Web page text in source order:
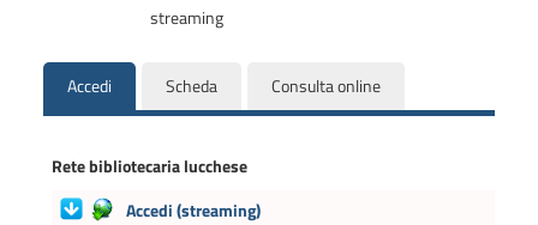
streaming
Accedi Scheda Consulta online
Rete bibliotecaria lucchese
Accedi(streaming)